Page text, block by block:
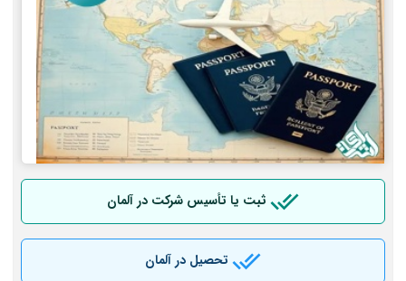
ثبت یا تأسیس شرکت در آلمان
تحصیل در آلمان